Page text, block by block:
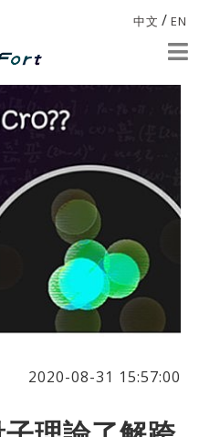
中文 / EN
2020-08-31 15:57:00